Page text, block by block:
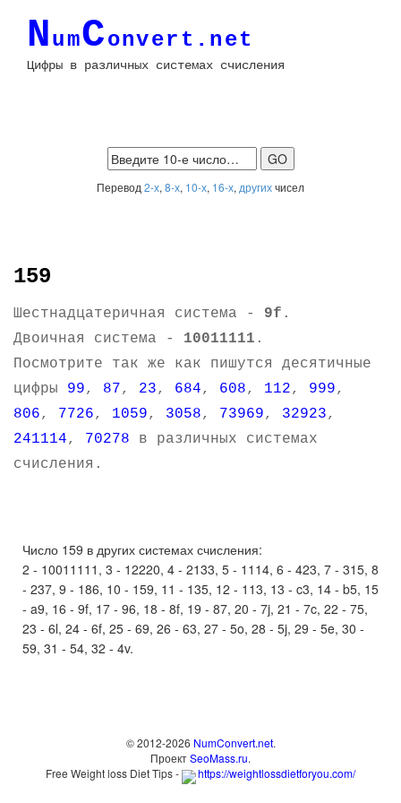
NumConvert.net
Цифры в различных системах счисления
Перевод 2-х, 8-х, 10-х, 16-х, другихчисел
159
Шестнадцатеричная система - 9f .
Двоичная система - 10011111 .
Посмотрите так же как пишутся десятичные
цифры 99, 87, 23, 684, 608, 112, 999,
806, 7726, 1059, 3058, 73969, 32923,
241114, 70278 в различных системах
счисления.
Число 159 в других системах счисления:
2 - 10011111, 3 - 12220, 4 - 2133, 5 - 1114, 6 - 423, 7 - 315, 8
- 237, 9 - 186, 10 - 159, 11 - 135, 12 - 113, 13 - c3, 14 - b5, 15
- a9, 16 - 9f, 17 - 96, 18 - 8f, 19 - 87, 20 - 7j, 21 - 7c, 22 - 75,
23 - 6l, 24 - 6f, 25 - 69, 26 - 63, 27 - 5o, 28 - 5j, 29 - 5e, 30 -
59, 31 - 54, 32 - 4v.
© 2012-2026 NumConvert.net.
ПроектSeoMass.ru.
Free Weight loss Diet Tips -
https://weightlossdietforyou.com/